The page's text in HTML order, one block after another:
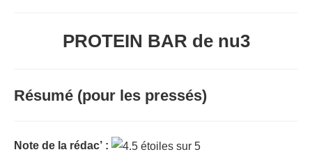
PROTEIN BAR de nu3
Résumé (pour les pressés)
Note de la rédac’ :